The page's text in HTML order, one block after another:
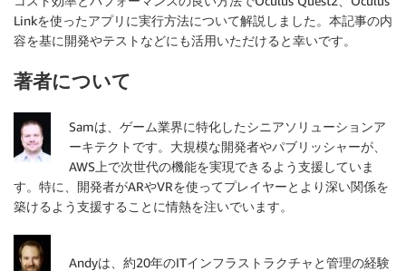
Linkを使ったアプリに実行方法について解説しました。本記事の内
容を基に開発やテストなどにも活用いただけると幸いです。
著者について
Samは、ゲーム業界に特化したシニアソリューションア
ーキテクトです。大規模な開発者やパブリッシャーが、
AWS上で次世代の機能を実現できるよう支援していま
す。特に、開発者がARやVRを使ってプレイヤーとより深い関係を
築けるよう支援することに情熱を注いでいます。
Andyは、約20年のITインフラストラクチャと管理の経験